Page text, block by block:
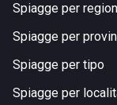
Spiagge per
Spiagge per
Spiagge per tipo
Spiagge per